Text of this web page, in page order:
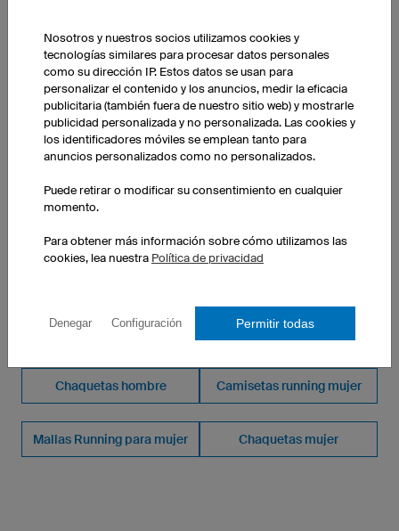
Corte clásico para niños/as
Imprimible en el pecho y la espalda
Disponible en 8 colores
1 unidad: 7,90 € cada unidad
10 uds.: 7,20 € cada unidad
50 uds.: 4,70 € cada unidad
OTROS PRODUCTOS DE NUESTRO SURTIDO
Camisetas running
personalizadas
Mallas Running para
hombre
Chaquetas hombre Camisetas running mujer
Mallas Running para mujer Chaquetas mujer
Nosotros y nuestros socios utilizamos cookies y
tecnologías similares para procesar datos personales
como su dirección IP. Estos datos se usan para
personalizar el contenido y los anuncios, medir la eficacia
publicitaria (también fuera de nuestro sitio web) y mostrarle
publicidad personalizada y no personalizada. Las cookies y
los identificadores móviles se emplean tanto para
anuncios personalizados como no personalizados.
Puede retirar o modificar su consentimiento en cualquier
momento.
Para obtener más información sobre cómo utilizamos las
cookies, lea nuestra Política de privacidad
Denegar Configuración Permitir todas